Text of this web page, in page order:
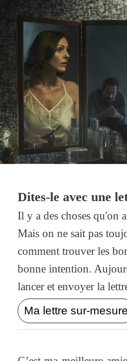
Dites-le avec une
Il y a des choses qu'on
Mais on ne sait pas
comment trouver les
bonne intention.
lancer et envoyer la
Ma lettre sur-mesure